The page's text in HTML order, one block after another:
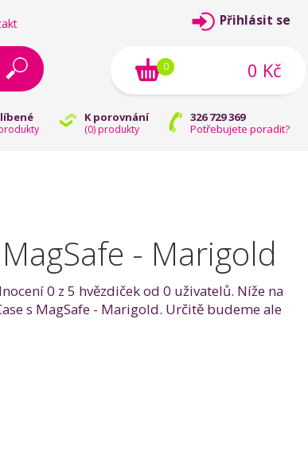
K porovnání
(0) produkty
326 729 369
Potřebujete poradit?
Přihlásit se
0 Kč
0
- Marigold
0 z 5 hvězdiček od 0 uživatelů. Níže na
s MagSafe - Marigold. Určitě budeme ale